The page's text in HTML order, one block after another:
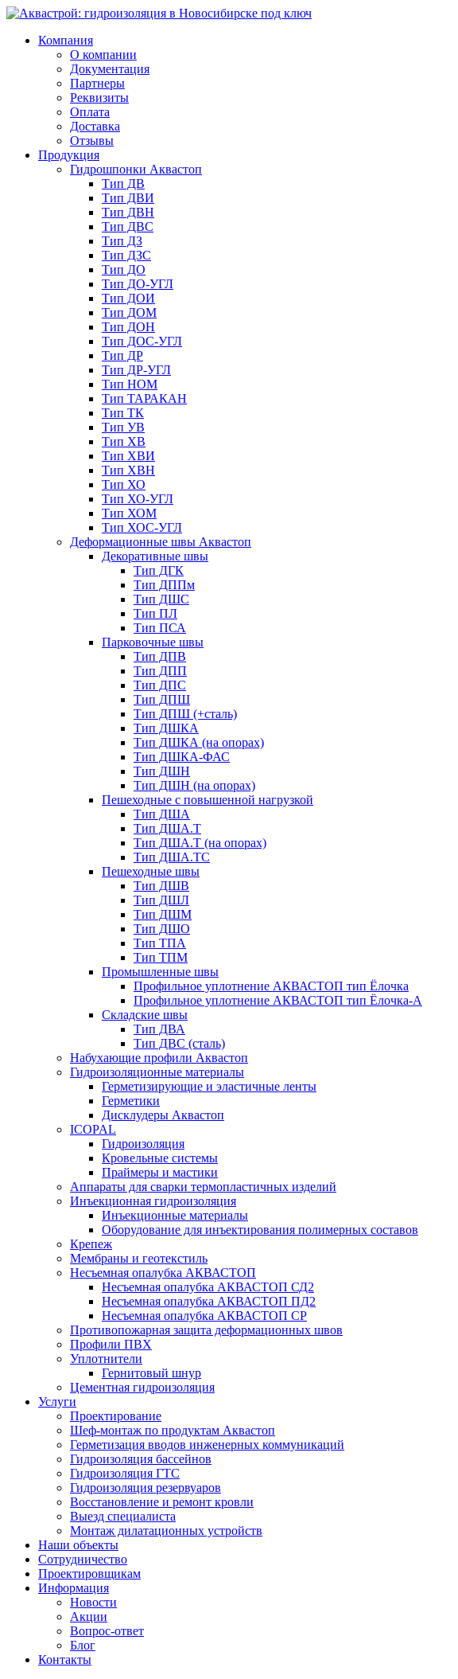
Компания
О компании
Документация
Партнеры
Реквизиты
Оплата
Доставка
Отзывы
Продукция
Гидрошпонки Аквастоп
Тип ДВ
Тип ДВИ
Тип ДВН
Тип ДВС
Тип ДЗ
Тип ДЗС
Тип ДО
Тип ДО-УГЛ
Тип ДОИ
Тип ДОМ
Тип ДОН
Тип ДОС-УГЛ
Тип ДР
Тип ДР-УГЛ
Тип НОМ
Тип ТАРАКАН
Тип ТК
Тип УВ
Тип ХВ
Тип ХВИ
Тип ХВН
Тип ХО
Тип ХО-УГЛ
Тип ХОМ
Тип ХОС-УГЛ
Деформационные швы Аквастоп
Декоративные швы
Тип ДГК
Тип ДППм
Тип ДШС
Тип ПЛ
Тип ПСА
Парковочные швы
Тип ДПВ
Тип ДПП
Тип ДПС
Тип ДПШ
Тип ДПШ (+сталь)
Тип ДШКА
Тип ДШКА (на опорах)
Тип ДШКА-ФАС
Тип ДШН
Тип ДШН (на опорах)
Пешеходные с повышенной нагрузкой
Тип ДША
Тип ДША.Т
Тип ДША.Т (на опорах)
Тип ДША.ТС
Пешеходные швы
Тип ДШВ
Тип ДШЛ
Тип ДШМ
Тип ДШО
Тип ТПА
Тип ТПМ
Промышленные швы
Профильное уплотнение АКВАСТОП тип Ёлочка
Профильное уплотнение АКВАСТОП тип Ёлочка-А
Складские швы
Тип ДВА
Тип ДВС (сталь)
Набухающие профили Аквастоп
Гидроизоляционные материалы
Герметизирующие и эластичные ленты
Герметики
Дисклудеры Аквастоп
ICOPAL
Гидроизоляция
Кровельные системы
Праймеры и мастики
Аппараты для сварки термопластичных изделий
Инъекционная гидроизоляция
Инъекционные материалы
Оборудование для инъектирования полимерных составов
Крепеж
Мембраны и геотекстиль
Несъемная опалубка АКВАСТОП
Несъемная опалубка АКВАСТОП СД2
Несъемная опалубка АКВАСТОП ПД2
Несъемная опалубка АКВАСТОП СР
Противопожарная защита деформационных швов
Профили ПВХ
Уплотнители
Гернитовый шнур
Цементная гидроизоляция
Услуги
Проектирование
Шеф-монтаж по продуктам Аквастоп
Герметизация вводов инженерных коммуникаций
Гидроизоляция бассейнов
Гидроизоляция ГТС
Гидроизоляция резервуаров
Восстановление и ремонт кровли
Выезд специалиста
Монтаж дилатационных устройств
Наши объекты
Сотрудничество
Проектировщикам
Информация
Новости
Акции
Вопрос-ответ
Блог
Контакты